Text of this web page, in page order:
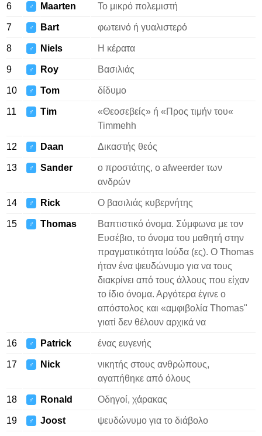
6 ♂ Maarten Το μικρό πολεμιστή
7 ♂ Bart φωτεινό ή γυαλιστερό
8 ♂ Niels Η κέρατα
9 ♂ Roy Βασιλιάς
10 ♂ Tom δίδυμο
11 ♂ Tim
«Θεοσεβείς» ή «Προς τιμήν του«
Timmehh
12 ♂ Daan Δικαστής θεός
13 ♂ Sander
ο προστάτης, ο afweerder των
ανδρών
14 ♂ Rick Ο βασιλιάς κυβερνήτης
15 ♂ Thomas
Βαπτιστικό όνομα. Σύμφωνα με τον
Ευσέβιο, το όνομα του μαθητή στην
πραγματικότητα Ιούδα (ες). Ο Thomas
ήταν ένα ψευδώνυμο για να τους
διακρίνει από τους άλλους που είχαν
το ίδιο όνομα. Αργότερα έγινε ο
απόστολος και «αμφιβολία Thomas"
γιατί δεν θέλουν αρχικά να
16 ♂ Patrick ένας ευγενής
17 ♂ Nick
νικητής στους ανθρώπους,
αγαπήθηκε από όλους
18 ♂ Ronald Οδηγοί, χάρακας
19 ♂ Joost ψευδώνυμο για το διάβολο